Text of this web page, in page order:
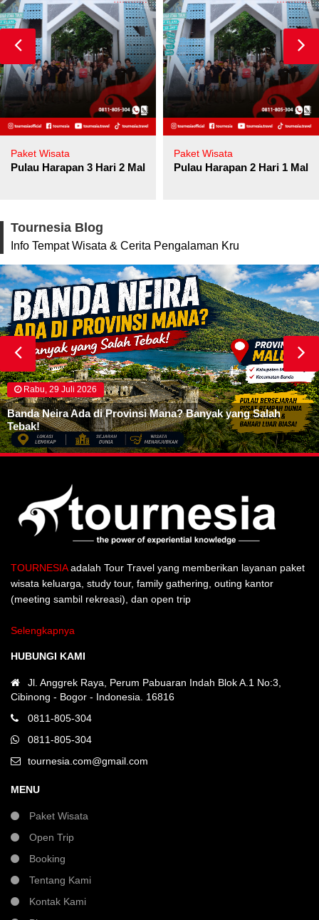
Paket Wisata
Pulau Harapan 3 Hari 2 Malam
Paket Wisata
Pulau Harapan 2 Hari 1
Tournesia Blog
Info Tempat Wisata & Cerita Pengalaman Kru
Rabu, 29 Juli 2026
Banda Neira Ada di Provinsi Mana? Banyak yang Salah
Tebak!
TOURNESIAadalah Tour Travel yang memberikan layanan paket
wisata keluarga, study tour, family gathering, outing kantor
(meeting sambil rekreasi), dan open trip
Selengkapnya
HUBUNGI KAMI
Jl. Anggrek Raya, Perum Pabuaran Indah Blok A.1 No:3,
Cibinong - Bogor - Indonesia. 16816
0811-805-304
0811-805-304
tournesia.com@gmail.com
MENU
Paket Wisata
Open Trip
Booking
Tentang Kami
Kontak Kami